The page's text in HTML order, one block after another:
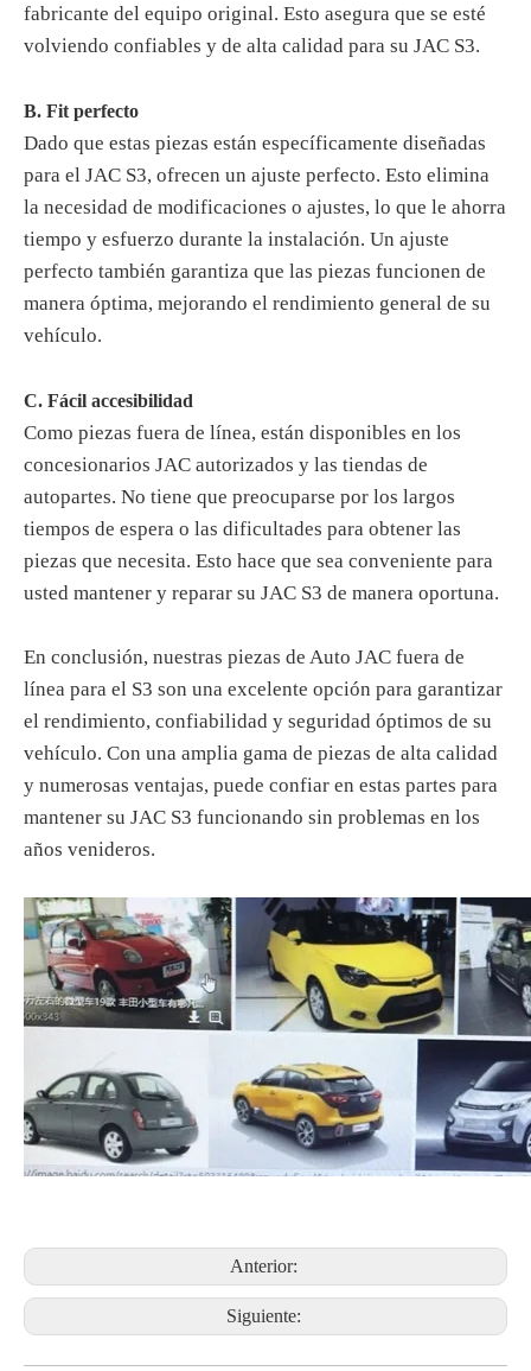
fabricante del equipo original. Esto asegura que se esté
volviendo confiables y de alta calidad para su JAC S3.
B. Fit perfecto
Dado que estas piezas están específicamente diseñadas
para el JAC S3, ofrecen un ajuste perfecto. Esto elimina
la necesidad de modificaciones o ajustes, lo que le ahorra
tiempo y esfuerzo durante la instalación. Un ajuste
perfecto también garantiza que las piezas funcionen de
manera óptima, mejorando el rendimiento general de su
vehículo.
C. Fácil accesibilidad
Como piezas fuera de línea, están disponibles en los
concesionarios JAC autorizados y las tiendas de
autopartes. No tiene que preocuparse por los largos
tiempos de espera o las dificultades para obtener las
piezas que necesita. Esto hace que sea conveniente para
usted mantener y reparar su JAC S3 de manera oportuna.
En conclusión, nuestras piezas de Auto JAC fuera de
línea para el S3 son una excelente opción para garantizar
el rendimiento, confiabilidad y seguridad óptimos de su
vehículo. Con una amplia gama de piezas de alta calidad
y numerosas ventajas, puede confiar en estas partes para
mantener su JAC S3 funcionando sin problemas en los
años venideros.
Anterior:
Siguiente: